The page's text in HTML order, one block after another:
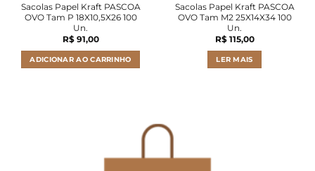
Sacolas Papel Kraft PASCOA
OVO Tam P 18X10,5X26 100
Un.
R$91,00
ADICIONAR AO CARRINHO
Sacolas Papel Kraft PASCOA
OVO Tam M2 25X14X34 100
Un.
R$115,00
LER MAIS